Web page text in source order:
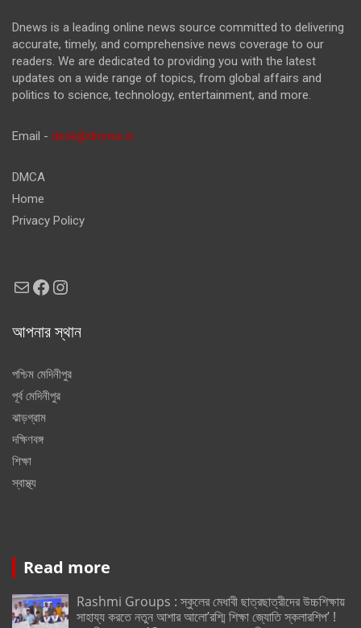
Dnews is a leading online news source committed to delivering
accurate, timely, and comprehensive news coverage to our
readers. We are dedicated to providing you with the latest
updates on a wide range of topics, from global affairs and
politics to science, technology, entertainment, and more.
Email - desk@dnews.in
DMCA
Home
Privacy Policy
MailFacebook
Instagram
আপনার স্থান
পশ্চিম মেদিনীপুর
পূর্ব মেদিনীপুর
ঝাড়গ্রাম
দক্ষিণবঙ্গ
শিক্ষা
স্বাস্থ্য
Read more
Rashmi Groups : স্কুলের মেধাবী ছাত্রছাত্রীদের উচ্চশিক্ষায়
সাহায্য করতে নতুন আশার আলো’রশ্মি শিক্ষা জ্যোতি স্কলারশিপ’ !